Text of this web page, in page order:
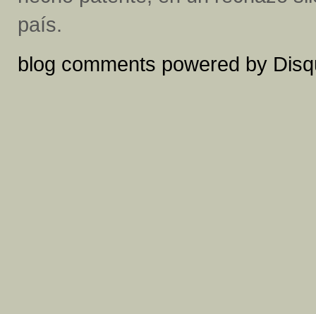
país.
blog comments powered by